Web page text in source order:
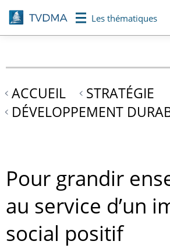
Aller
au
contenu
Les thématiques
ACCUEIL
STRATÉGIE
DÉVELOPPEMENT
Pour grandir
au service d’un
social positif